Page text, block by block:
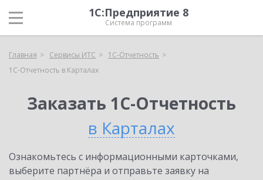
1С:Предприятие 8
Система программ
Главная Сервисы ИТС
1С-Отчетность
1С-Отчетность в Карталах
Заказать 1С-Отчетность
в Карталах
Ознакомьтесь с информационными карточками,
выберите партнёра и отправьте заявку на